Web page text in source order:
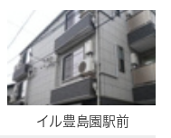
イル豊島園駅前